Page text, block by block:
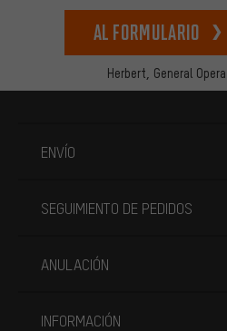
Herbert, General
Al formulario
ENVÍO
SEGUIMIENTO DE PEDIDOS
ANULACIÓN
INFORMACIÓN